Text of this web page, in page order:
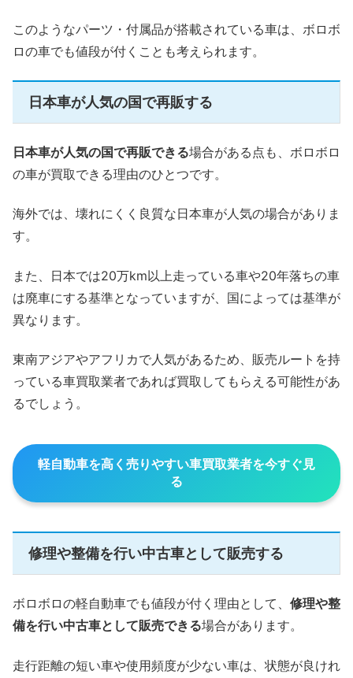
このようなパーツ・付属品が搭載されている車は、ボロボ
ロの車でも値段が付くことも考えられます。
日本車が人気の国で再販する
日本車が人気の国で再販できる場合がある点も、ボロボロ
の車が買取できる理由のひとつです。
海外では、壊れにくく良質な日本車が人気の場合がありま
す。
また、日本では20万km以上走っている車や20年落ちの車
は廃車にする基準となっていますが、国によっては基準が
異なります。
東南アジアやアフリカで人気があるため、販売ルートを持
っている車買取業者であれば買取してもらえる可能性があ
るでしょう。
軽自動車を高く売りやすい車買取業者を今すぐ見
る
修理や整備を行い中古車として販売する
ボロボロの軽自動車でも値段が付く理由として、 修理や整
備を行い中古車として販売できる場合があります。
走行距離の短い車や使用頻度が少ない車は、状態が良けれ